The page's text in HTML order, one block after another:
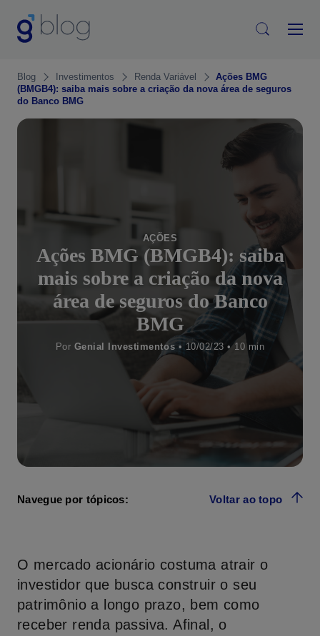
Blog Investimentos Renda Variável
Ações BMG
(BMGB4): saiba mais sobre a criação da nova área de seguros
do Banco BMG
AÇÕES
Ações BMG (BMGB4): saiba
mais sobre a criação da nova
área de seguros do Banco
BMG
Por Genial Investimentos • 10/02/23 •
Navegue por tópicos: Voltar ao topo
O mercado acionário costuma atrair o
investidor que busca construir o seu
patrimônio a longo prazo, bem como
receber renda passiva. Afinal, o